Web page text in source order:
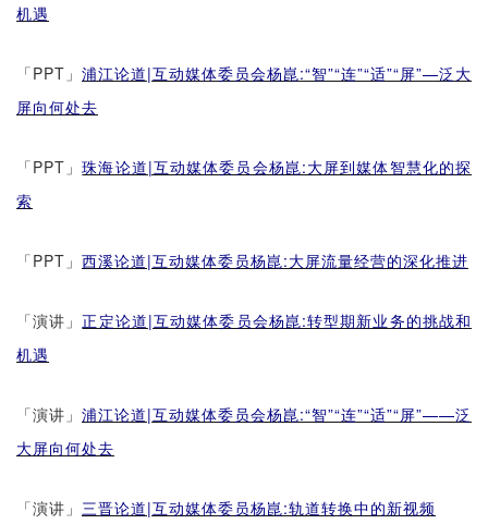
机遇
「PPT」 浦江论道|互动媒体委员会杨崑:“智”“连”“适”“屏”—泛大
屏向何处去
「PPT」珠海论道|互动媒体委员会杨崑:大屏到媒体智慧化的探
索
「PPT」 西溪论道|互动媒体委员杨崑:大屏流量经营的深化推进
「演讲」正定论道|互动媒体委员会杨崑:转型期新业务的挑战和
机遇
「演讲」 浦江论道|互动媒体委员会杨崑:“智”“连”“适”“屏”——泛
大屏向何处去
「演讲」 三晋论道|互动媒体委员杨崑:轨道转换中的新视频